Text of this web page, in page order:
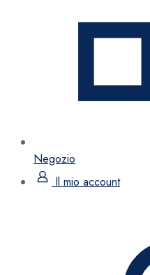
Negozio
Il mio account